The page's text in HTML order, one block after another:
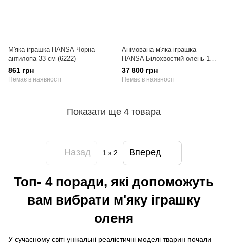
М'яка іграшка HANSA Чорна
антилопа 33 см (6222)
861 грн
Немає в наявності
Анімована м'яка іграшка
HANSA Білохвостий олень 105
см (0185)
37 800 грн
Немає в наявності
Показати ще 4 товара
Назад 1 з 2 Вперед
Toп- 4 поради, які допоможуть
вам вибрати м'яку іграшку
оленя
У сучасному світі унікальні реалістичні моделі тварин почали